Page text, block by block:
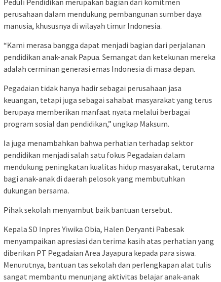
perusahaan dalam mendukung pembangunan sumber daya
manusia, khususnya di wilayah timur Indonesia.
“Kami merasa bangga dapat menjadi bagian dari perjalanan
pendidikan anak-anak Papua. Semangat dan ketekunan mereka
adalah cerminan generasi emas Indonesia di masa depan.
Pegadaian tidak hanya hadir sebagai perusahaan jasa
keuangan, tetapi juga sebagai sahabat masyarakat yang terus
berupaya memberikan manfaat nyata melalui berbagai
program sosial dan pendidikan,” ungkap Maksum.
Ia juga menambahkan bahwa perhatian terhadap sektor
pendidikan menjadi salah satu fokus Pegadaian dalam
mendukung peningkatan kualitas hidup masyarakat, terutama
bagi anak-anak di daerah pelosok yang membutuhkan
dukungan bersama.
Pihak sekolah menyambut baik bantuan tersebut.
Kepala SD Inpres Yiwika Obia, Halen Deryanti Pabesak
menyampaikan apresiasi dan terima kasih atas perhatian yang
diberikan PT Pegadaian Area Jayapura kepada para siswa.
Menurutnya, bantuan tas sekolah dan perlengkapan alat tulis
sangat membantu menunjang aktivitas belajar anak-anak